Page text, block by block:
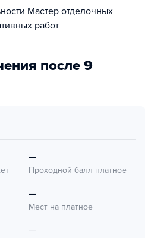
Мастер отделочных
работ
после 9
—
Проходной балл платное
—
Мест на платное
—